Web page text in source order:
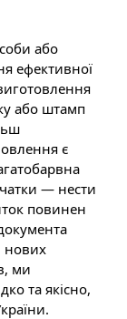
або
ефективної
або штамп
є
— нести
повинен
нових
ми
та якісно,